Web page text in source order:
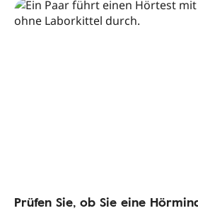
Prüfen Sie, ob Sie eine